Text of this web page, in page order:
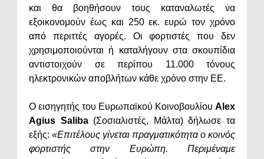
και θα βοηθήσουν τους καταναλωτές να
εξοικονομούν έως και 250 εκ. ευρώ τον χρόνο
από περιττές αγορές. Οι φορτιστές που δεν
χρησιμοποιούνται ή καταλήγουν στα σκουπίδια
αντιστοιχούν σε περίπου 11.000 τόνους
ηλεκτρονικών αποβλήτων κάθε χρόνο στην ΕΕ.
Ο εισηγητής του Ευρωπαϊκού Κοινοβουλίου Alex
Agius Saliba(Σοσιαλιστές, Μάλτα) δήλωσε τα
εξής: «Επιτέλους γίνεται πραγματικότητα ο κοινός
φορτιστής στην Ευρώπη. Περιμέναμε